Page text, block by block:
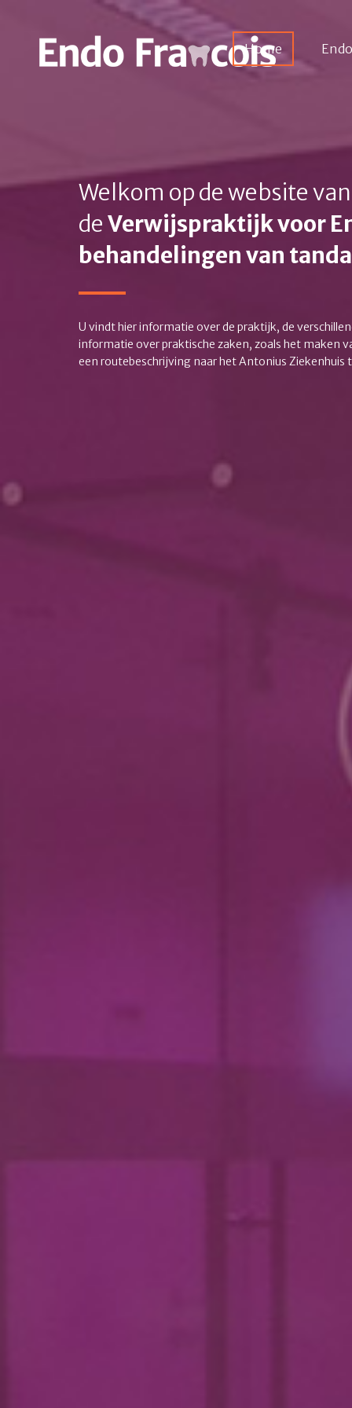
Home
Welkom op de website
deVerwijspraktijk voor
behandelingen van
U vindt hier informatie over de praktijk, de
informatie over praktische zaken, zoals het maken
een routebeschrijving naar het Antonius Ziekenhuis